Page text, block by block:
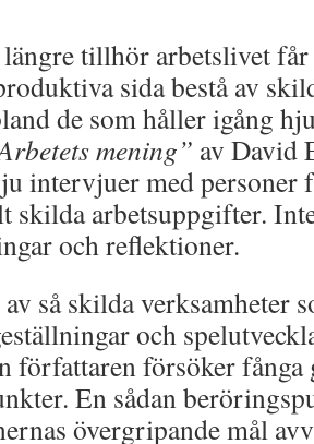
tillhör arbetslivet
sida bestå av
de som håller igång
mening” av David
intervjuer med personer
skilda arbetsuppgifter.
och reflektioner.
så skilda verksamheter
och
författaren försöker fånga
En sådan
övergripande mål